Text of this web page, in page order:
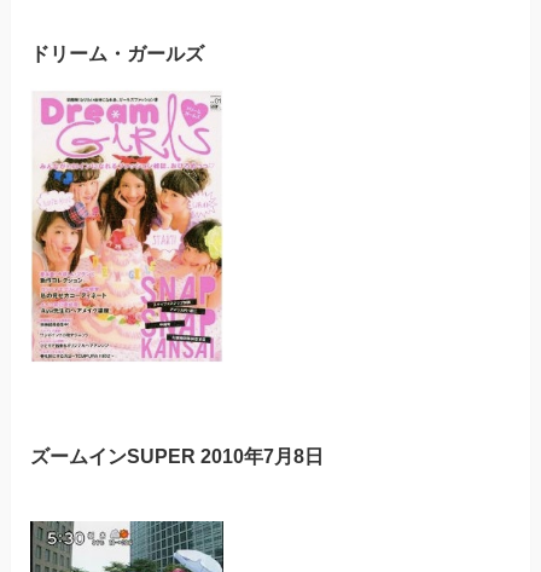
ドリーム・ガールズ
ズームインSUPER 2010年7月8日